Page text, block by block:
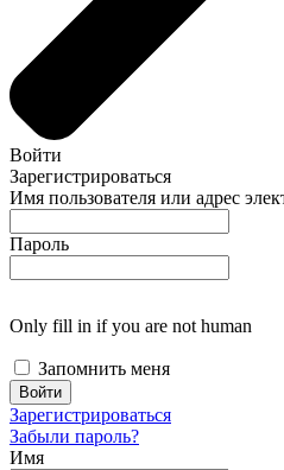
Войти
Зарегистрироваться
Имя пользователя или адрес
Пароль
Only fill in if you are not human
Запомнить меня
Зарегистрироваться
Забыли пароль?
Имя